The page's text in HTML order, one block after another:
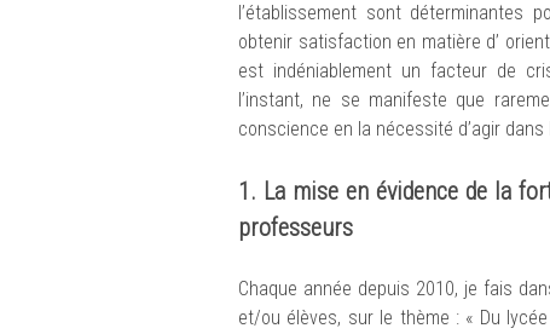
l’établissement sont déterminantes
obtenir satisfaction en matière d’
est indéniablement un facteur de
l’instant, ne se manifeste que
conscience en la nécessité d’agir
1. La mise en évidence de la
professeurs
Chaque année depuis 2010, je fais
et/ou élèves, sur le thème : « Du